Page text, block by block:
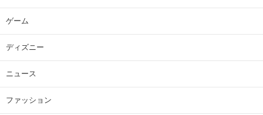
ゲーム
ディズニー
ニュース
ファッション